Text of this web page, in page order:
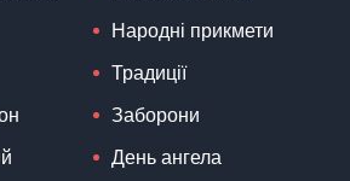
Народні прикмети
Традиції
Заборони
День ангела